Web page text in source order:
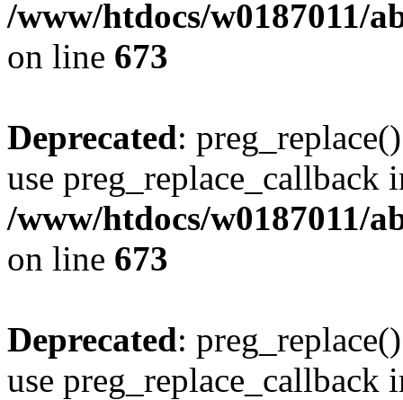
/www/htdocs/w0187011/
on line 673
Deprecated:
use preg_replace_callback
/www/htdocs/w0187011/
on line 673
Deprecated:
use preg_replace_callback